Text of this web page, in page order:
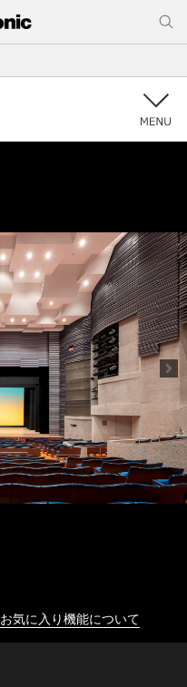
お気に入り機能について